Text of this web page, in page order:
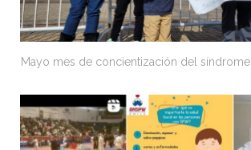
Mayo mes de concientización del síndrome